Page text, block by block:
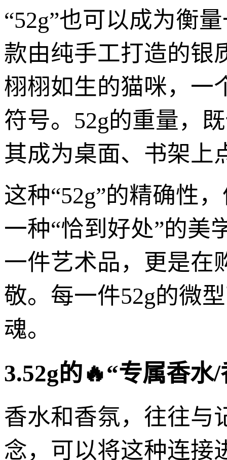
“52g”也可以成为衡
款由纯手工打造的银
栩栩如生的猫咪，一
符号。52g的重量，
其成为桌面、书架上
这种“52g”的精确性
一种“恰到好处”的美
一件艺术品，更是在
敬。每一件52g的微
魂。
3.52g的🔥“专属香水
香水和香氛，往往与
念，可以将这种连接